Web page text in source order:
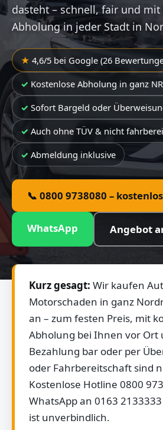
dasteht – schnell, fair und
Abholung in jeder Stadt in
4,6/5 bei Google (26
Kostenlose Abholung in ganz
Sofort Bargeld oder
Auch ohne TÜV & nicht
Abmeldung inklusive
📞 0800 9738080 – kostenlos
WhatsApp Angebot
Kurz gesagt: Wir kaufen
Motorschaden in ganz
an – zum festen Preis, mit
Abholung bei Ihnen vor Ort
Bezahlung bar oder per
oder Fahrbereitschaft sind
Kostenlose Hotline 0800
WhatsApp an 0163
ist unverbindlich.